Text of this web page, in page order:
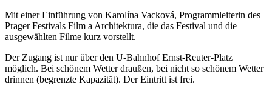
Mit einer Einführung von Karolína Vacková, Programmleiterin des
Prager Festivals Film a Architektura, die das Festival und die
ausgewählten Filme kurz vorstellt.
Der Zugang ist nur über den U-Bahnhof Ernst-Reuter-Platz
möglich. Bei schönem Wetter draußen, bei nicht so schönem Wetter
drinnen (begrenzte Kapazität). Der Eintritt ist frei.